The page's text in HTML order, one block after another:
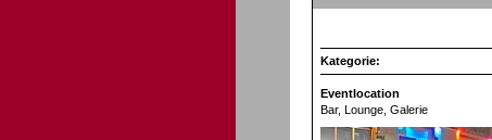
Kategorie:
Eventlocation
Bar, Lounge , Galerie